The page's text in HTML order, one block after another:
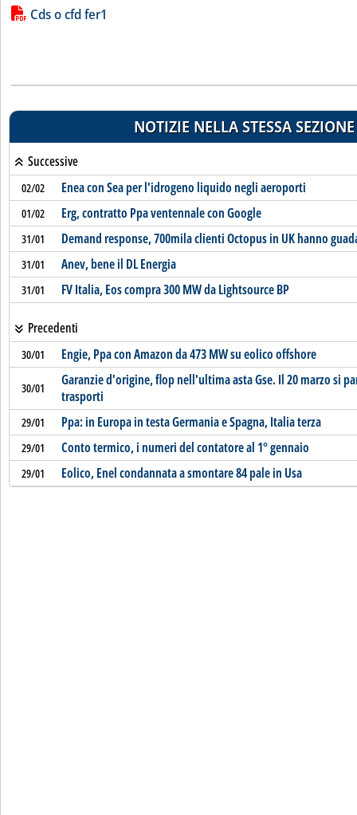
Lista allegati PDF alla notizia
Cds o cfd fer1
NOTIZIE NELLA STESSA SEZIONE
Successive
02/02 Enea con Sea per l'idrogeno liquido negli aeroporti
01/02 Erg, contratto Ppa ventennale con Google
31/01 Demand response, 700mila clienti Octopus in UK hanno
31/01 Anev, bene il DL Energia
31/01 FV Italia, Eos compra 300 MW da Lightsource BP
Precedenti
30/01 Engie, Ppa con Amazon da 473 MW su eolico offshore
30/01
Garanzie d'origine, flop nell'ultima asta Gse. Il 20 marzo si
trasporti
29/01 Ppa: in Europa in testa Germania e Spagna, Italia terza
29/01 Conto termico, i numeri del contatore al 1° gennaio
29/01 Eolico, Enel condannata a smontare 84 pale in Usa